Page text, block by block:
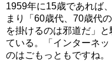
1959年に15歳であれば
まり「60歳代、70歳代
を掛けるのは邪道だ」
ている。
「インターネ
のはごもっともですね。